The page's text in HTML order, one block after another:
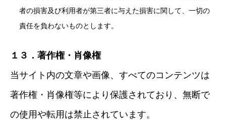
者の損害及び利用者が第三者に与えた損害に関して、一切の
責任を負わないものとします。
１３．著作権・肖像権
当サイト内の文章や画像、すべてのコンテンツは
著作権・肖像権等により保護されており、無断で
の使用や転用は禁止されています。